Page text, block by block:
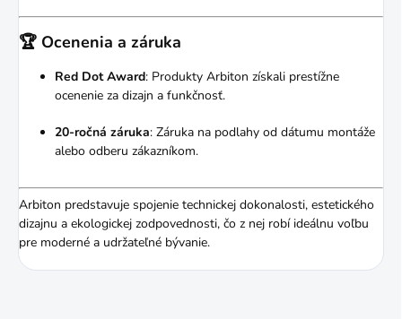
🏆 Ocenenia a záruka
Red Dot Award: Produkty Arbiton získali prestížne
ocenenie za dizajn a funkčnosť.
20-ročná záruka: Záruka na podlahy od dátumu montáže
alebo odberu zákazníkom.
Arbiton predstavuje spojenie technickej dokonalosti, estetického
dizajnu a ekologickej zodpovednosti, čo z nej robí ideálnu voľbu
pre moderné a udržateľné bývanie.